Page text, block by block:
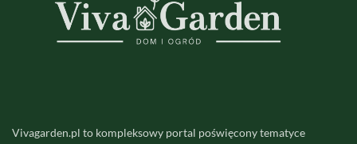
Vivagarden.pl to kompleksowy portal poświęcony tematyce